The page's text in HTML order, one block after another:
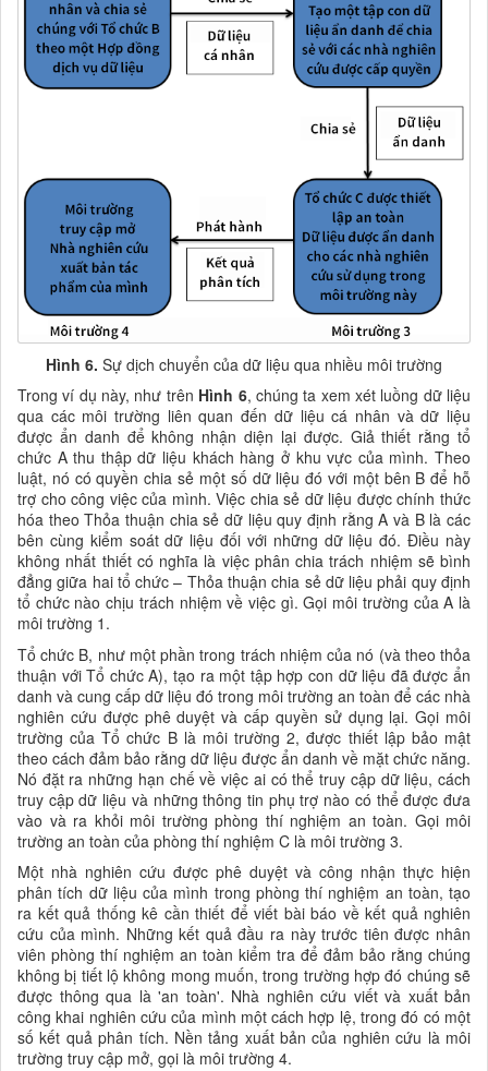
Hình 6. Sự dịch chuyển của dữ liệu qua nhiều môi trường
Trong ví dụ này, như trên Hình 6, chúng ta xem xét luồng dữ liệu
qua các môi trường liên quan đến dữ liệu cá nhân và dữ liệu
được ẩn danh để không nhận diện lại được. Giả thiết rằng tổ
chức A thu thập dữ liệu khách hàng ở khu vực của mình. Theo
luật, nó có quyền chia sẻ một số dữ liệu đó với một bên B để hỗ
trợ cho công việc của mình. Việc chia sẻ dữ liệu được chính thức
hóa theo Thỏa thuận chia sẻ dữ liệu quy định rằng A và B là các
bên cùng kiểm soát dữ liệu đối với những dữ liệu đó. Điều này
không nhất thiết có nghĩa là việc phân chia trách nhiệm sẽ bình
đẳng giữa hai tổ chức – Thỏa thuận chia sẻ dữ liệu phải quy định
tổ chức nào chịu trách nhiệm về việc gì. Gọi môi trường của A là
môi trường 1.
Tổ chức B, như một phần trong trách nhiệm của nó (và theo thỏa
thuận với Tổ chức A), tạo ra một tập hợp con dữ liệu đã được ẩn
danh và cung cấp dữ liệu đó trong môi trường an toàn để các nhà
nghiên cứu được phê duyệt và cấp quyền sử dụng lại. Gọi môi
trường của Tổ chức B là môi trường 2, được thiết lập bảo mật
theo cách đảm bảo rằng dữ liệu được ẩn danh về mặt chức năng.
Nó đặt ra những hạn chế về việc ai có thể truy cập dữ liệu, cách
truy cập dữ liệu và những thông tin phụ trợ nào có thể được đưa
vào và ra khỏi môi trường phòng thí nghiệm an toàn. Gọi môi
trường an toàn của phòng thí nghiệm C là môi trường 3.
Một nhà nghiên cứu được phê duyệt và công nhận thực hiện
phân tích dữ liệu của mình trong phòng thí nghiệm an toàn, tạo
ra kết quả thống kê cần thiết để viết bài báo về kết quả nghiên
cứu của mình. Những kết quả đầu ra này trước tiên được nhân
viên phòng thí nghiệm an toàn kiểm tra để đảm bảo rằng chúng
không bị tiết lộ không mong muốn, trong trường hợp đó chúng sẽ
được thông qua là 'an toàn'. Nhà nghiên cứu viết và xuất bản
công khai nghiên cứu của mình một cách hợp lệ, trong đó có một
số kết quả phân tích. Nền tảng xuất bản của nghiên cứu là môi
trường truy cập mở, gọi là môi trường 4.